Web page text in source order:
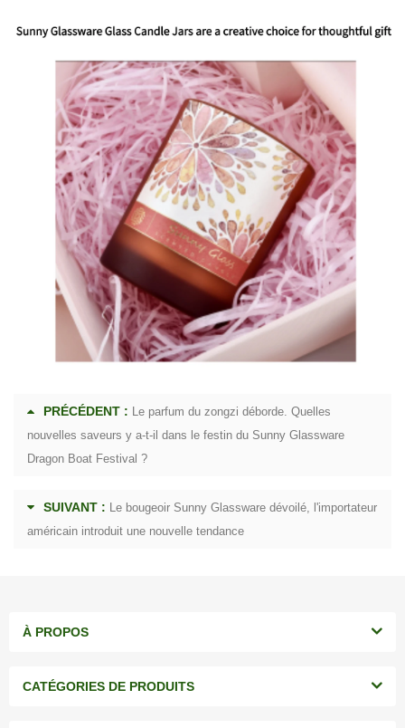
PRÉCÉDENT : Le parfum du zongzi déborde. Quelles
nouvelles saveurs y a-t-il dans le festin du Sunny Glassware
Dragon Boat Festival ?
SUIVANT : Le bougeoir Sunny Glassware dévoilé, l'importateur
américain introduit une nouvelle tendance
À PROPOS
CATÉGORIES DE PRODUITS